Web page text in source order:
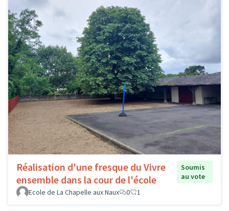
Réalisation d'une fresque du Vivre
ensemble dans la cour de l'école
Soumis
au vote
Ecole de La Chapelle aux Naux
0 1